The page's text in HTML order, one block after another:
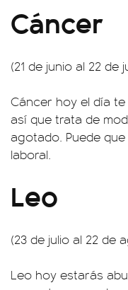
Cáncer
(21 de junio al 22 de
Cáncer hoy el día
así que trata de
agotado. Puede
laboral.
Leo
(23 de julio al 22 de
Leo hoy estarás